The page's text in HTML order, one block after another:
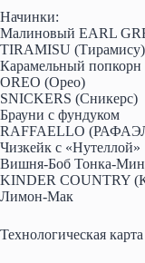
Начинки:
Малиновый EARL
TIRAMISU (Тирамису)
Карамельный попкорн
OREO (Орео)
SNICKERS (Сникерс)
Брауни с фундуком
RAFFAELLO
Чизкейк с «Нутеллой»
Вишня-Боб Тонка-
KINDER COUNTRY
Лимон-Мак
Технологическая